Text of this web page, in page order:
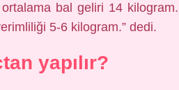
ortalama bal geliri 14 kilogram.
5-6 kilogram.” dedi.
yapılır?